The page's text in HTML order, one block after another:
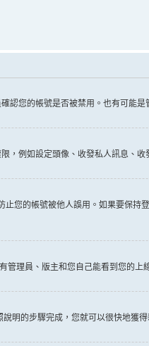
您的帳號是否被禁用。也有可能是
例如設定頭像、收發私人訊息、
您的帳號被他人誤用。如果要保
管理員、版主和您自己能看到您的上
說明的步驟完成，您就可以很快地獲得